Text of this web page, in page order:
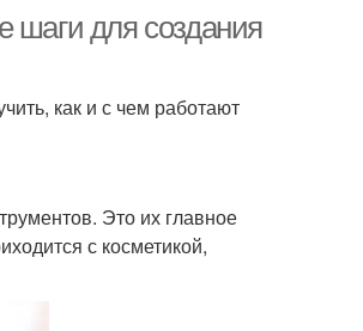
для создания
как и с чем работают
Это их главное
с косметикой,